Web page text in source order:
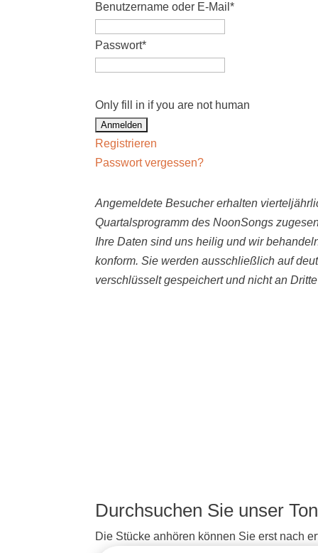
Benutzername oder E-Mail*
Passwort*
Only fill in if you are not human
Registrieren
Passwort vergessen?
Angemeldete Besucher erhalten
Quartalsprogramm des NoonSongs
Ihre Daten sind uns heilig und wir
konform. Sie werden ausschließlich auf
verschlüsselt gespeichert und nicht an
Durchsuchen Sie unser
Die Stücke anhören können Sie erst nach